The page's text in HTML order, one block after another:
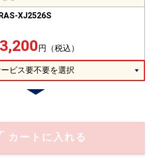
XJ2526S
円（税込）
カートに入れる